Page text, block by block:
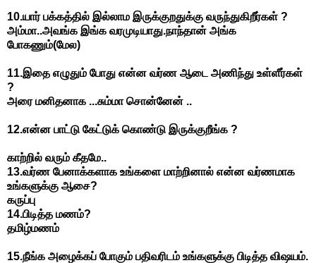
10.யார் பக்கத்தில் இல்லாம இருக்குறதுக்கு வருந்துகிறீர்கள் ?
அம்மா..அவங்க இங்க வரமுடியாது.நாந்தான் அங்க
போகணும்(மேல)
11.இதை எழுதும் போது என்ன வர்ண ஆடை அணிந்து உள்ளீர்கள்
?
அரை மனிதனாக ...சும்மா சொன்னேன் ..
12.என்ன பாட்டு கேட்டுக் கொண்டு இருக்குறீங்க ?
காற்றில் வரும் கீதமே..
13.வர்ண பேனாக்களாக உங்களை மாற்றினால் என்ன வர்ணமாக
உங்களுக்கு ஆசை?
கருப்பு
14.பிடித்த மணம்?
தமிழ்மணம்
15.நீங்க அழைக்கப் போகும் பதிவரிடம் உங்களுக்கு பிடித்த விஷயம்.